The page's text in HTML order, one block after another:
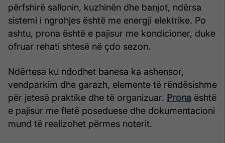
përfshirë sallonin, kuzhinën dhe banjot, ndërsa
sistemi i ngrohjes është me energji elektrike. Po
ashtu, prona është e pajisur me kondicioner, duke
ofruar rehati shtesë në çdo sezon.
Ndërtesa ku ndodhet banesa ka ashensor,
vendparkim dhe garazh, elemente të rëndësishme
për jetesë praktike dhe të organizuar. Prona është
e pajisur me fletë poseduese dhe dokumentacioni
mund të realizohet përmes noterit.